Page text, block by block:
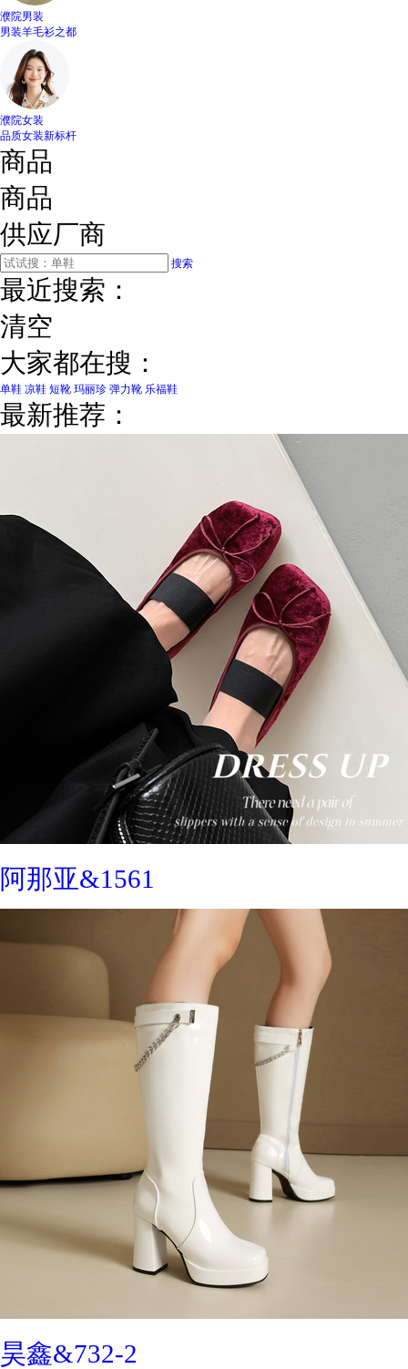
濮院男装
男装羊毛衫之都
濮院女装
品质女装新标杆
商品
商品
供应厂商
搜索
最近搜索：
清空
大家都在搜：
单鞋 凉鞋 短靴 玛丽珍 弹力靴 乐福鞋
最新推荐：
阿那亚&1561
昊鑫&732-2